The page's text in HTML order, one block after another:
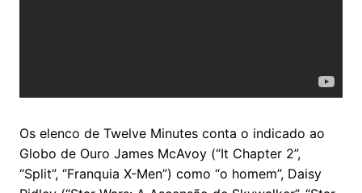
Os elenco de Twelve Minutes conta o indicado ao
Globo de Ouro James McAvoy (“It Chapter 2”,
“Split”, “Franquia X-Men”) como “o homem”, Daisy